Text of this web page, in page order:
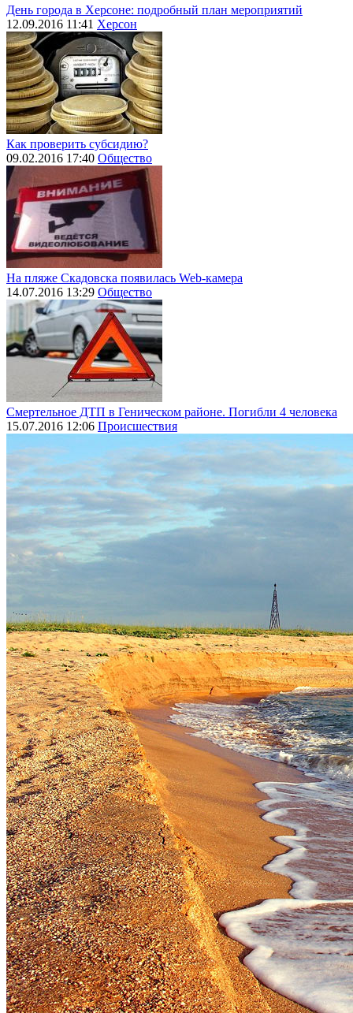
День города в Херсоне: подробный план мероприятий
12.09.2016 11:41 Херсон
Как проверить субсидию?
09.02.2016 17:40 Общество
На пляже Скадовска появилась Web-камера
14.07.2016 13:29 Общество
Смертельное ДТП в Геническом районе. Погибли 4 человека
15.07.2016 12:06 Происшествия